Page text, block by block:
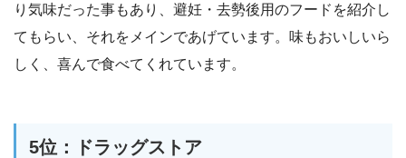
り気味だった事もあり、避妊・去勢後用のフードを紹介し
てもらい、それをメインであげています。味もおいしいら
しく、喜んで食べてくれています。
5位：ドラッグストア